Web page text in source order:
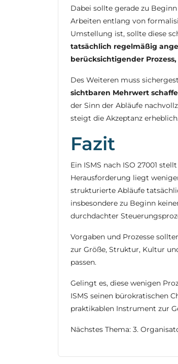
Dabei sollte gerade zu
Arbeiten entlang von
Umstellung ist, sollte diese
tatsächlich regelmäßig
berücksichtigender
Des Weiteren muss
sichtbaren Mehrwert
der Sinn der Abläufe
steigt die Akzeptanz
Fazit
Ein ISMS nach ISO 27001
Herausforderung liegt
strukturierte Abläufe
insbesondere zu Beginn
durchdachter
Vorgaben und Prozesse
zur Größe, Struktur, Kultur
passen.
Gelingt es, diese wenigen
ISMS seinen bürokratischen
praktikablen Instrument zur
Nächstes Thema: 3.